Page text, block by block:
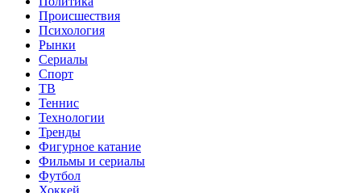
Происшествия
Психология
Рынки
Сериалы
Спорт
ТВ
Теннис
Технологии
Тренды
Фигурное катание
Фильмы и сериалы
Футбол
Хоккей